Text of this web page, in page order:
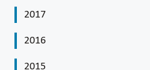
2017
2016
2015